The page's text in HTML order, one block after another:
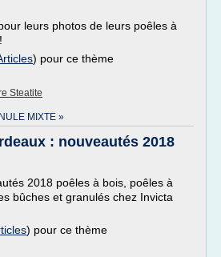
leurs photos de leurs poêles à
) pour ce thème
Steatite
MIXTE »
: nouveautés 2018
2018 poêles à bois, poêles à
bûches et granulés chez Invicta
) pour ce thème